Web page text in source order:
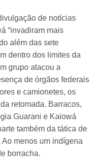
de notícias
“invadiram mais
além das sete
dentro dos limites da
grupo atacou a
de órgãos federais
e camionetes, os
retomada. Barracos,
Guarani e Kaiowá
também da tática de
menos um indígena
borracha.